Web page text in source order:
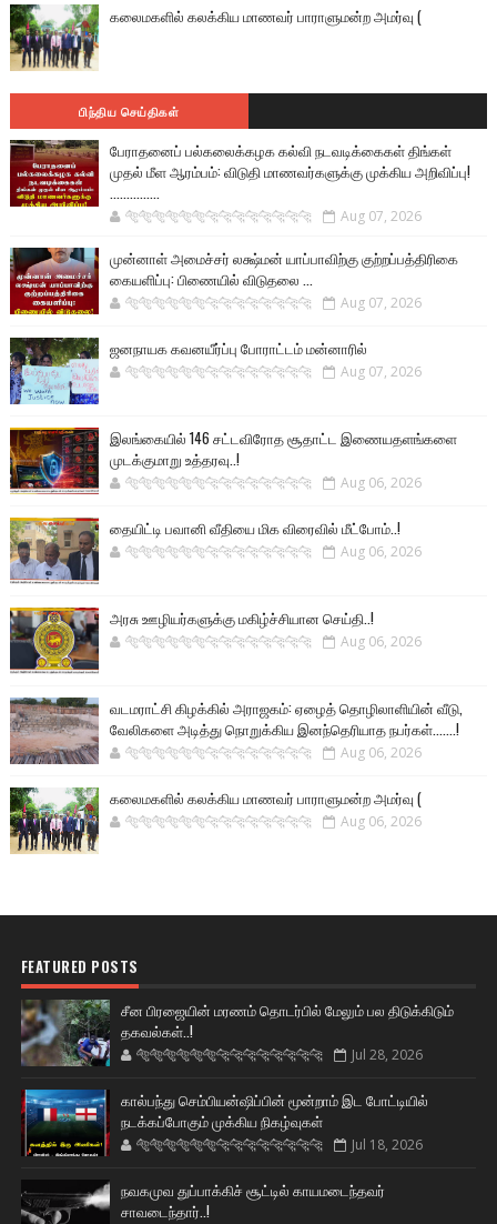
கலைமகளில் கலக்கிய மாணவர் பாராளுமன்ற அமர்வு (
பிந்திய செய்திகள்
பேராதனைப் பல்கலைக்கழக கல்வி நடவடிக்கைகள் திங்கள்
முதல் மீள ஆரம்பம்: விடுதி மாணவர்களுக்கு முக்கிய அறிவிப்பு!
...............
🐅🐅🐅🐅🐅🐅🐆🐆🐆🐆🐆🐆🐆🐆 Aug 07, 2026
முன்னாள் அமைச்சர் லக்ஷ்மன் யாப்பாவிற்கு குற்றப்பத்திரிகை
கையளிப்பு: பிணையில் விடுதலை ...
🐅🐅🐅🐅🐅🐅🐆🐆🐆🐆🐆🐆🐆🐆 Aug 07, 2026
ஜனநாயக கவனயீர்ப்பு போராட்டம் மன்னாரில்
🐅🐅🐅🐅🐅🐅🐆🐆🐆🐆🐆🐆🐆🐆 Aug 07, 2026
இலங்கையில் 146 சட்டவிரோத சூதாட்ட இணையதளங்களை
முடக்குமாறு உத்தரவு..!
🐅🐅🐅🐅🐅🐅🐆🐆🐆🐆🐆🐆🐆🐆 Aug 06, 2026
தையிட்டி பவானி வீதியை மிக விரைவில் மீட்போம்..!
🐅🐅🐅🐅🐅🐅🐆🐆🐆🐆🐆🐆🐆🐆 Aug 06, 2026
அரசு ஊழியர்களுக்கு மகிழ்ச்சியான செய்தி..!
🐅🐅🐅🐅🐅🐅🐆🐆🐆🐆🐆🐆🐆🐆 Aug 06, 2026
வடமராட்சி கிழக்கில் அராஜகம்: ஏழைத் தொழிலாளியின் வீடு,
வேலிகளை அடித்து நொறுக்கிய இனந்தெரியாத நபர்கள்.......!
🐅🐅🐅🐅🐅🐅🐆🐆🐆🐆🐆🐆🐆🐆 Aug 06, 2026
கலைமகளில் கலக்கிய மாணவர் பாராளுமன்ற அமர்வு (
🐅🐅🐅🐅🐅🐅🐆🐆🐆🐆🐆🐆🐆🐆 Aug 06, 2026
FEATURED POSTS
சீன பிரஜையின் மரணம் தொடர்பில் மேலும் பல திடுக்கிடும்
தகவல்கள்..!
🐅🐅🐅🐅🐅🐅🐆🐆🐆🐆🐆🐆🐆🐆 Jul 28, 2026
கால்பந்து செம்பியன்ஷிப்பின் மூன்றாம் இட போட்டியில்
நடக்கப்போகும் முக்கிய நிகழ்வுகள்
🐅🐅🐅🐅🐅🐅🐆🐆🐆🐆🐆🐆🐆🐆 Jul 18, 2026
நவகமுவ துப்பாக்கிச் சூட்டில் காயமடைந்தவர்
சாவடைந்தார்..!